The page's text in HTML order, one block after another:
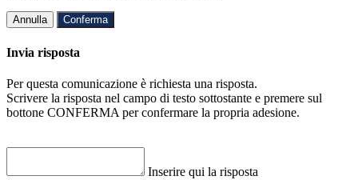
Annulla Conferma
Invia risposta
Per questa comunicazione è richiesta una risposta.
Scrivere la risposta nel campo di testo sottostante e premere sul
bottone CONFERMA per confermare la propria adesione.
Inserire qui la risposta